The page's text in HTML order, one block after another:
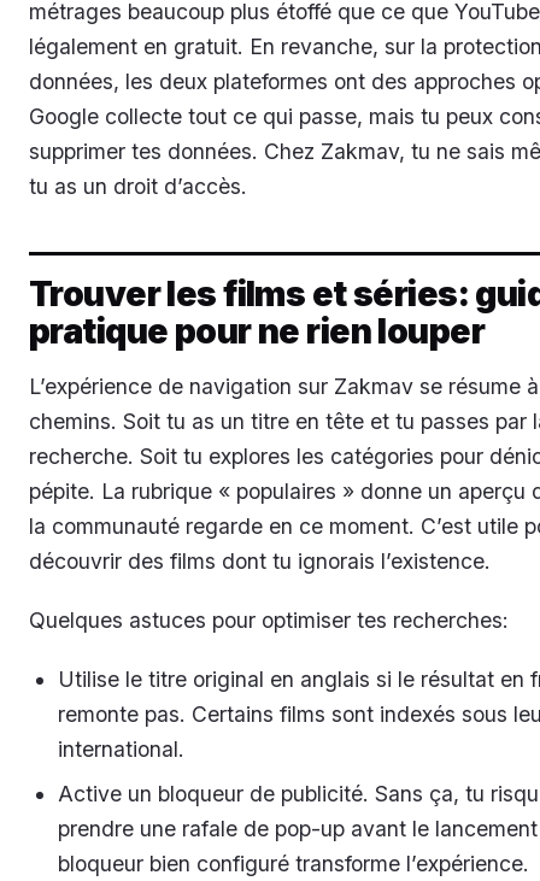
métrages beaucoup plus étoffé que ce que
légalement en gratuit. En revanche, sur la
données, les deux plateformes ont des approches
Google collecte tout ce qui passe, mais tu peux
supprimer tes données. Chez Zakmav, tu ne sais
tu as un droit d’accès.
Trouver les films et séries:
pratique pour ne rien louper
L’expérience de navigation sur Zakmav se résume
chemins. Soit tu as un titre en tête et tu passes par
recherche. Soit tu explores les catégories pour
pépite. La rubrique « populaires » donne un aperçu
la communauté regarde en ce moment. C’est utile
découvrir des films dont tu ignorais l’existence.
Quelques astuces pour optimiser tes recherches:
Utilise le titre original en anglais si le résultat en
remonte pas. Certains films sont indexés sous
international.
Active un bloqueur de publicité. Sans ça, tu
prendre une rafale de pop-up avant le
bloqueur bien configuré transforme l’expérience.